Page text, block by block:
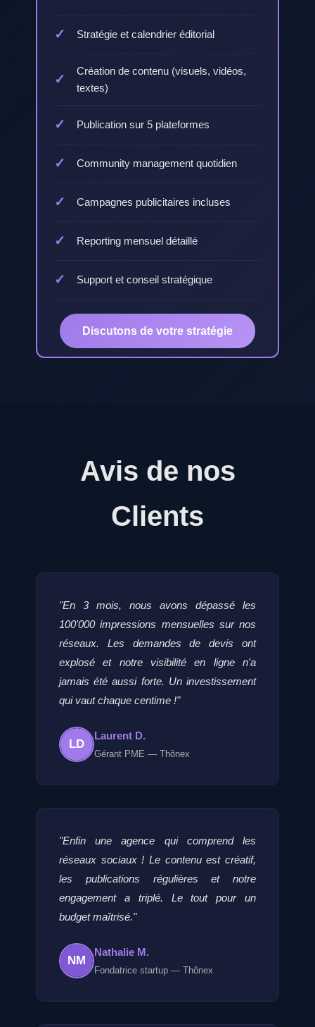
Stratégie et calendrier éditorial
Création de contenu (visuels, vidéos,
textes)
Publication sur 5 plateformes
Community management quotidien
Campagnes publicitaires incluses
Reporting mensuel détaillé
Support et conseil stratégique
Discutons de votre stratégie
Avis de nos
Clients
"En 3 mois, nous avons dépassé les
100'000 impressions mensuelles sur nos
réseaux. Les demandes de devis ont
explosé et notre visibilité en ligne n'a
jamais été aussi forte. Un investissement
qui vaut chaque centime !"
LD
Laurent D.
Gérant PME — Thônex
"Enfin une agence qui comprend les
réseaux sociaux ! Le contenu est créatif,
les publications régulières et notre
engagement a triplé. Le tout pour un
budget maîtrisé."
NM
Nathalie M.
Fondatrice startup — Thônex